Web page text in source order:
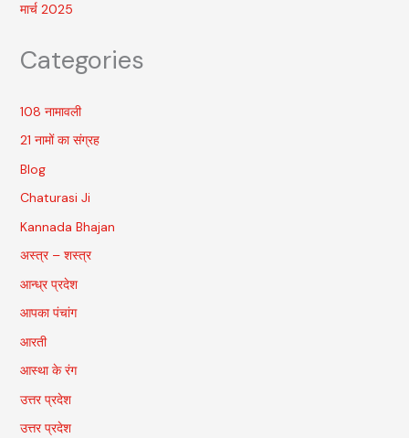
मार्च 2025
Categories
108 नामावली
21 नामों का संग्रह
Blog
Chaturasi Ji
Kannada Bhajan
अस्त्र – शस्त्र
आन्ध्र प्रदेश
आपका पंचांग
आरती
आस्था के रंग
उत्तर प्रदेश
उत्तर प्रदेश